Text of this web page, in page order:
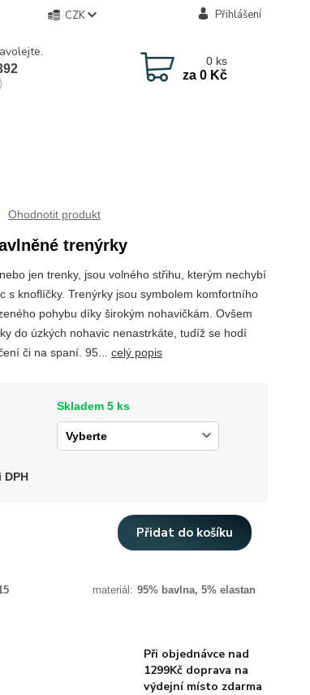
CZK Přihlášení
0 ks
za 0 Kč
Ohodnotit produkt
trenýrky
jen trenky, jsou volného střihu, kterým nechybí
s knoflíčky. Trenýrky jsou symbolem komfortního
pohybu díky širokým nohavičkám. Ovšem
do úzkých nohavic nenastrkáte, tudíž se hodí
či na spaní. 95... celý popis
Skladem 5 ks
DPH
Přidat do košíku
materiál: 95% bavlna, 5% elastan
Při objednávce nad
1299Kč doprava na
výdejní místo zdarma